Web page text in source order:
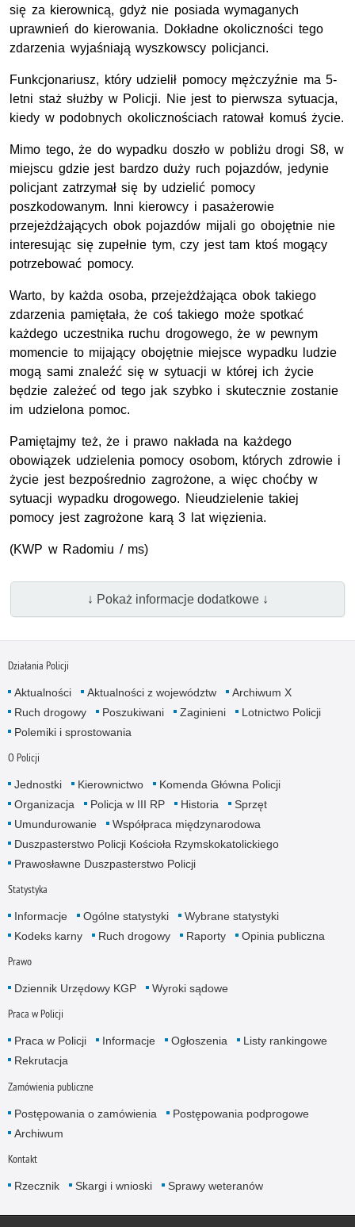
się za kierownicą, gdyż nie posiada wymaganych
uprawnień do kierowania. Dokładne okoliczności tego
zdarzenia wyjaśniają wyszkowscy policjanci.
Funkcjonariusz, który udzielił pomocy mężczyźnie ma 5-
letni staż służby w Policji. Nie jest to pierwsza sytuacja,
kiedy w podobnych okolicznościach ratował komuś życie.
Mimo tego, że do wypadku doszło w pobliżu drogi S8, w
miejscu gdzie jest bardzo duży ruch pojazdów, jedynie
policjant zatrzymał się by udzielić pomocy
poszkodowanym. Inni kierowcy i pasażerowie
przejeżdżających obok pojazdów mijali go obojętnie nie
interesując się zupełnie tym, czy jest tam ktoś mogący
potrzebować pomocy.
Warto, by każda osoba, przejeżdżająca obok takiego
zdarzenia pamiętała, że coś takiego może spotkać
każdego uczestnika ruchu drogowego, że w pewnym
momencie to mijający obojętnie miejsce wypadku ludzie
mogą sami znaleźć się w sytuacji w której ich życie
będzie zależeć od tego jak szybko i skutecznie zostanie
im udzielona pomoc.
Pamiętajmy też, że i prawo nakłada na każdego
obowiązek udzielenia pomocy osobom, których zdrowie i
życie jest bezpośrednio zagrożone, a więc choćby w
sytuacji wypadku drogowego. Nieudzielenie takiej
pomocy jest zagrożone karą 3 lat więzienia.
(KWP w Radomiu / ms)
↓ Pokaż informacje dodatkowe ↓
Działania Policji
Aktualności Aktualności z województw
Archiwum X
Ruch drogowy
Poszukiwani Zaginieni
Lotnictwo Policji
Polemiki i sprostowania
O Policji
Jednostki Kierownictwo
Komenda Główna Policji
Organizacja
Policja w III RP Historia
Sprzęt
Umundurowanie
Współpraca międzynarodowa
Duszpasterstwo Policji Kościoła Rzymskokatolickiego
Prawosławne Duszpasterstwo Policji
Statystyka
Informacje Ogólne statystyki
Wybrane statystyki
Kodeks karny
Ruch drogowy Raporty Opinia publiczna
Prawo
Dziennik Urzędowy KGP Wyroki sądowe
Praca w Policji
Praca w Policji Informacje Ogłoszenia
Listy rankingowe
Rekrutacja
Zamówienia publiczne
Postępowania o zamówienia
Postępowania podprogowe
Archiwum
Kontakt
Rzecznik Skargi i wnioski Sprawy weteranów